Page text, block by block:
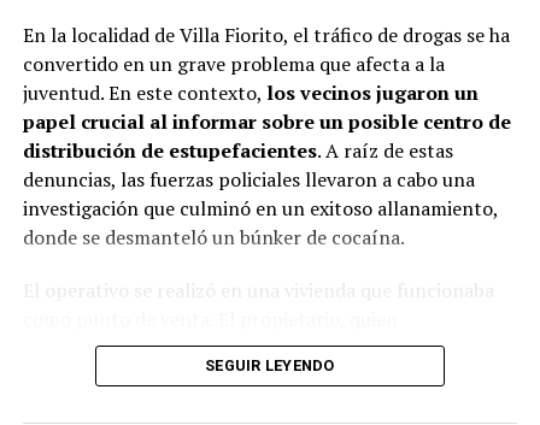
Ante esta situación, la organización ha lanzado una
deseen colaborar pueden hacerlo a través del alias
“Caballosrecc”, a nombre de la Asociación Civil Rescate
En la localidad de Villa Fiorito, el tráfico de drogas se ha
convertido en un grave problema que afecta a la
juventud. En este contexto, los vecinos jugaron un
papel crucial al informar sobre un posible centro de
distribución de estupefacientes. A raíz de estas
denuncias, las fuerzas policiales llevaron a cabo una
investigación que culminó en un exitoso allanamiento,
donde se desmanteló un búnker de cocaína.
El operativo se realizó en una vivienda que funcionaba
supuestamente operaba como dealer, fue detenido por
las autoridades. Durante el procedimiento, se logró
SEGUIR LEYENDO